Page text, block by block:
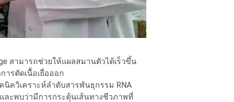
สามารถช่วยให้แผลสมานตัวได้เร็วขึ้น
ารตัดเนื้อเยื่อออก
นิควิเคราะห์ลำดับสารพันธุกรรม RNA
ละพบว่ามีการกระตุ้นเส้นทางชีวภาพที่